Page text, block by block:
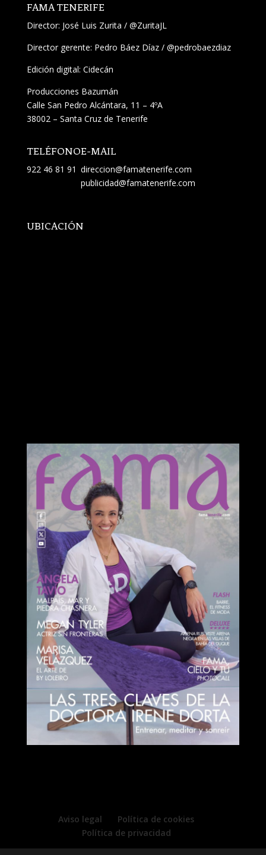
FAMA TENERIFE
Director: José Luis Zurita / @ZuritaJL
Director gerente: Pedro Báez Díaz / @pedrobaezdiaz
Edición digital: Cidecán
Producciones Bazumán
Calle San Pedro Alcántara, 11 – 4ºA
38002 – Santa Cruz de Tenerife
TELÉFONO
922 46 81 91
E-MAIL
direccion@famatenerife.com
publicidad@famatenerife.com
UBICACIÓN
Aviso legal
Política de cookies
Política de privacidad